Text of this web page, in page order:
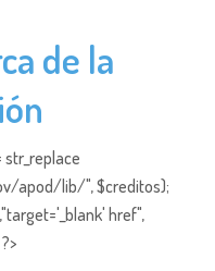
de la
apod/lib/", $creditos);
href",